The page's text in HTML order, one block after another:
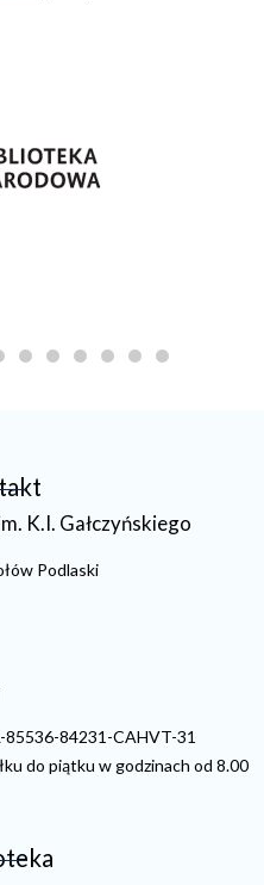
K.I. Gałczyńskiego
Podlaski
85536-84231-CAHVT-31
do piątku w godzinach od 8.00